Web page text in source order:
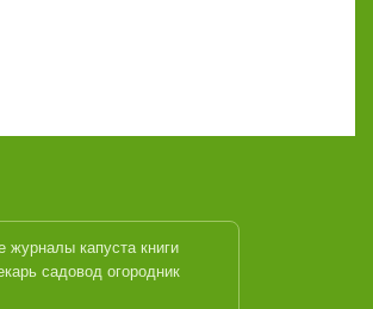
журналы капуста книги
садовод огородник